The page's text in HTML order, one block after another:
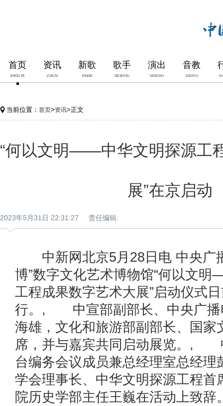
首页
SHOUYE
资讯
ZIXUN
新歌
XINGE
歌手
GESHOU
演出
YANCHU
音教
JIAOYU
当前位置： 首页>资讯>正文
“何以文明——中华文明探源工
展”在京启动
2023年5月31日 22:31:27 责任编辑:
中新网北京5月28日电 中央广
博”数字文化艺术博物馆“何以文
工程成果数字艺术大展”启动仪式
行。, 中宣部副部长、中央广播
海雄，文化和旅游部副部长、国家
席，并与嘉宾共同启动展览。,
台编务会议成员兼总经理室总经理
学会理事长、中华文明探源工程首
院历史学部主任王巍在活动上